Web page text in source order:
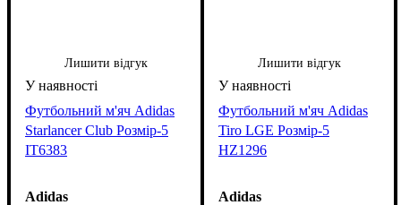
Лишити відгук
Футбольний м'яч Adidas
Starlancer Club Розмір-5
IT6383
Adidas
Лишити відгук
Футбольний м'яч Adidas
Tiro LGE Розмір-5
HZ1296
Adidas